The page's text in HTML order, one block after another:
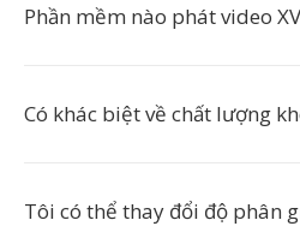
Phần mềm nào phát video
Có khác biệt về chất lượng
Tôi có thể thay đổi độ phân